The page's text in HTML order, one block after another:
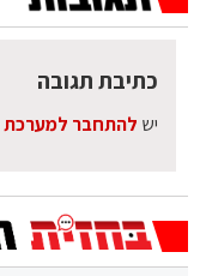
כתיבת תגובה
יש להתחבר למערכת